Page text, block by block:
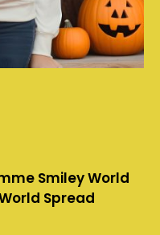
Smiley World
Spread